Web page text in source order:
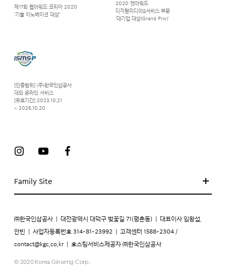
Family Site
제17회 웹어워드 코리아 2020
‘기술 이노베이션 대상’
2020 앤어워드
디지털미디어&서비스 부문
‘대기업 대상(Grand Prix)’
[인증범위] (주)한국인삼공사
대외 온라인 서비스
[유효기간] 2023.10.21
~ 2026.10.20
㈜한국인삼공사 대전광역시 대덕구 벚꽃길 71(평촌동) 대표이사 임왕섭,
안빈 사업자등록번호 314-81-23992 고객센터 1588-2304 /
contact@kgc.co.kr 호스팅서비스제공자 ㈜한국인삼공사
© 2020 Korea Ginseng Corp.